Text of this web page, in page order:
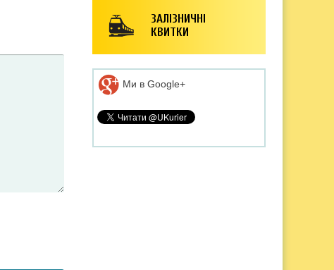
ЗАЛІЗНИЧНІ
КВИТКИ
Ми в Google+